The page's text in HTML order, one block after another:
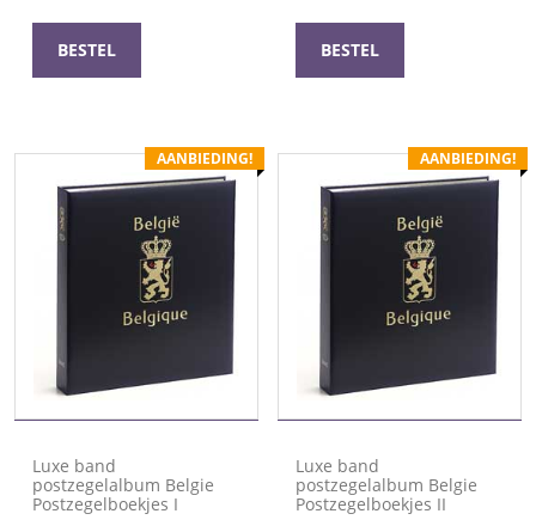
€ 58,00.
BESTEL
€ 58,00.
BESTEL
AANBIEDING!
Luxe band
postzegelalbum Belgie
Postzegelboekjes I
AANBIEDING!
Luxe band
postzegelalbum Belgie
Postzegelboekjes II